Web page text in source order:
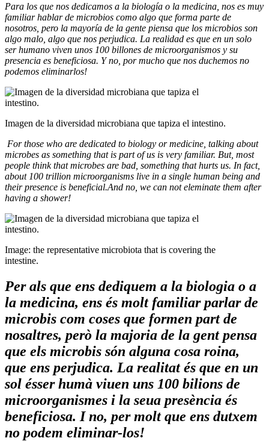
Para los que nos dedicamos a la biología o la medicina, nos es muy
familiar hablar de microbios como algo que forma parte de
nosotros, pero la mayoría de la gente piensa que los microbios son
algo malo, algo que nos perjudica. La realidad es que en un solo
ser humano viven unos 100 billones de microorganismos y su
presencia es beneficiosa. Y no, por mucho que nos duchemos no
podemos eliminarlos!
Imagen de la diversidad microbiana que tapiza el intestino.
For those who are dedicated to biology or medicine, talking about
microbes as something that is part of us is very familiar. But, most
people think that microbes are bad, something that hurts us. In fact,
about 100 trillion microorganisms live in a single human being and
their presence is beneficial.And no, we can not eleminate them after
having a shower!
Image: the representative microbiota that is covering the
intestine.
Per als que ens dediquem a la biologia o a
la medicina, ens és molt familiar parlar de
microbis com coses que formen part de
nosaltres, però la majoria de la gent pensa
que els microbis són alguna cosa roina,
que ens perjudica. La realitat és que en un
sol ésser humà viuen uns 100 bilions de
microorganismes i la seua presència és
beneficiosa. I no, per molt que ens dutxem
no podem eliminar-los!